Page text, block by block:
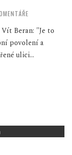
Beran: "Je to
povolení a
ulici...